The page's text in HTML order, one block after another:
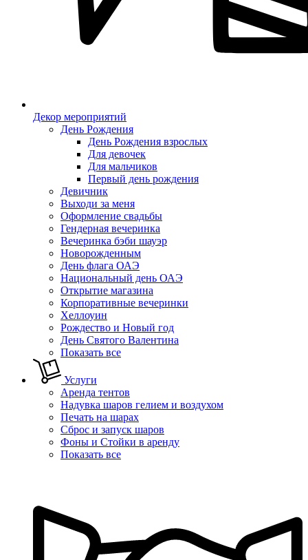
Декор мероприятий
День Рождения
День Рождения взрослых
Для девочек
Для мальчиков
Первый день рождения
Девичник
Выходи за меня
Оформление свадьбы
Гендерная вечеринка
Вечеринка бэби шауэр
Новорожденным
День флага ОАЭ
Национальный день ОАЭ
Открытие магазина
Корпоративные вечеринки
Хеллоуин
Рождество и Новый год
День Святого Валентина
Показать все
Услуги
Аренда тентов
Надувка шаров гелием и воздухом
Печать на шарах
Сброс и запуск шаров
Фоны и Стойки в аренду
Показать все